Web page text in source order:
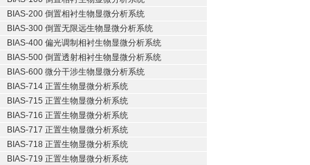
BIAS-200 倒置相衬生物显微分析系统
BIAS-300 倒置无限远生物显微分析系统
BIAS-400 偏光调制相衬生物显微分析系统
BIAS-500 倒置透射相衬生物显微分析系统
BIAS-600 微分干涉生物显微分析系统
BIAS-714 正置生物显微分析系统
BIAS-715 正置生物显微分析系统
BIAS-716 正置生物显微分析系统
BIAS-717 正置生物显微分析系统
BIAS-718 正置生物显微分析系统
BIAS-719 正置生物显微分析系统